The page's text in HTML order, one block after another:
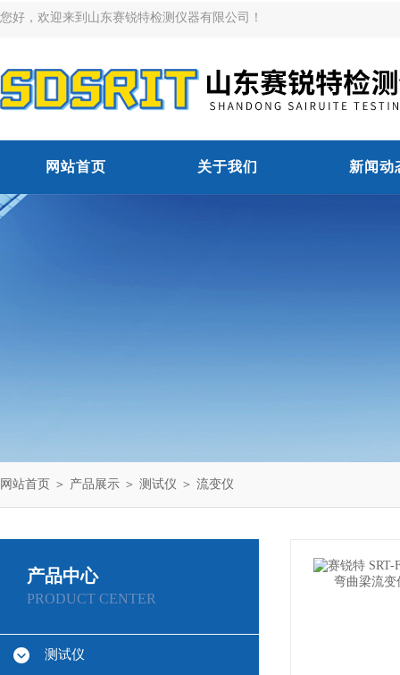
您好，欢迎来到山东赛锐特检测仪器有限公司！
网站首页 关于我们 新闻动
网站首页 ＞ 产品展示 ＞ 测试仪 ＞ 流变仪
产品中心
PRODUCT CENTER
测试仪